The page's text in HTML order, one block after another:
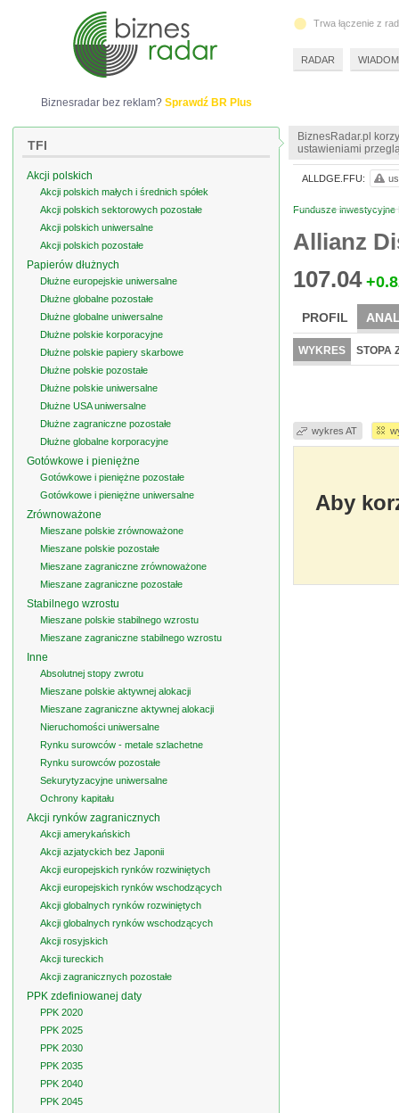
BiznesRadar.pl
ustawieniami
Fundusze inwestycyjne
Allianz
107.04
PROFIL
WYKRES STOPA
wykres AT
Aby
ALLDGE.FFU:
Biznesradar bez reklam? Sprawdź BR Plus
TFI
Akcji polskich
Akcji polskich małych i średnich spółek
Akcji polskich sektorowych pozostałe
Akcji polskich uniwersalne
Akcji polskich pozostałe
Papierów dłużnych
Dłużne europejskie uniwersalne
Dłużne globalne pozostałe
Dłużne globalne uniwersalne
Dłużne polskie korporacyjne
Dłużne polskie papiery skarbowe
Dłużne polskie pozostałe
Dłużne polskie uniwersalne
Dłużne USA uniwersalne
Dłużne zagraniczne pozostałe
Dłużne globalne korporacyjne
Gotówkowe i pieniężne
Gotówkowe i pieniężne pozostałe
Gotówkowe i pieniężne uniwersalne
Zrównoważone
Mieszane polskie zrównoważone
Mieszane polskie pozostałe
Mieszane zagraniczne zrównoważone
Mieszane zagraniczne pozostałe
Stabilnego wzrostu
Mieszane polskie stabilnego wzrostu
Mieszane zagraniczne stabilnego wzrostu
Inne
Absolutnej stopy zwrotu
Mieszane polskie aktywnej alokacji
Mieszane zagraniczne aktywnej alokacji
Nieruchomości uniwersalne
Rynku surowców - metale szlachetne
Rynku surowców pozostałe
Sekurytyzacyjne uniwersalne
Ochrony kapitału
Akcji rynków zagranicznych
Akcji amerykańskich
Akcji azjatyckich bez Japonii
Akcji europejskich rynków rozwiniętych
Akcji europejskich rynków wschodzących
Akcji globalnych rynków rozwiniętych
Akcji globalnych rynków wschodzących
Akcji rosyjskich
Akcji tureckich
Akcji zagranicznych pozostałe
PPK zdefiniowanej daty
PPK 2020
PPK 2025
PPK 2030
PPK 2035
PPK 2040
PPK 2045
Trwa łączenie z
RADAR